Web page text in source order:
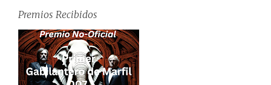
Premios Recibidos